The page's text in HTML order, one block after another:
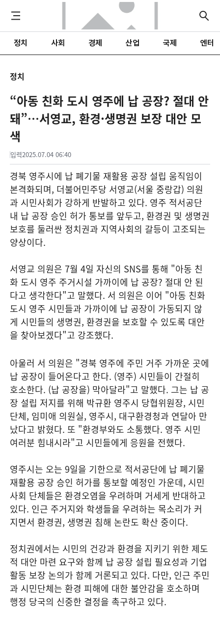
정치 사회 경제 산업 국제 엔터
정치
“아동 친화 도시 영주에 납 공장? 절대 안
돼”…서영교, 환경·생명권 보장 대안 모
색
입력2025.07.04 06:40
경북 영주시에 납 폐기물 재활용 공장 설립 움직임이
본격화되며, 더불어민주당 서영교(서울 중랑갑) 의원
과 시민사회가 강하게 반발하고 있다. 영주 적서공단
내 납 공장 승인 허가 통보를 앞두고, 환경권 및 생명권
보호를 둘러싼 정치권과 지역사회의 갈등이 고조되는
양상이다.
서영교 의원은 7월 4일 자신의 SNS를 통해 "아동 친
화 도시 영주 주거시설 가까이에 납 공장? 절대 안 된
다고 생각한다"고 말했다. 서 의원은 이어 "아동 친화
도시 영주 시민들과 가까이에 납 공장이 가동되지 않
게 시민들의 생명권, 환경권을 보호할 수 있도록 대안
을 찾아보겠다"고 강조했다.
아울러 서 의원은 "경북 영주에 주민 거주 가까운 곳에
납 공장이 들어온다고 한다. (영주) 시민들이 간절히
호소한다. (납 공장을) 막아달라"고 말했다. 그는 납 공
장 설립 저지를 위해 박규환 영주시 당협위원장, 시민
단체, 임미애 의원실, 영주시, 대구환경청과 연달아 만
났다고 밝혔다. 또 "환경부와도 소통했다. 영주 시민
여러분 힘내시라"고 시민들에게 응원을 전했다.
영주시는 오는 9일을 기한으로 적서공단에 납 폐기물
재활용 공장 승인 허가를 통보할 예정인 가운데, 시민
사회 단체들은 환경오염을 우려하며 거세게 반대하고
있다. 인근 주거지와 학생들을 우려하는 목소리가 커
지면서 환경권, 생명권 침해 논란도 확산 중이다.
정치권에서는 시민의 건강과 환경을 지키기 위한 제도
적 대안 마련 요구와 함께 납 공장 설립 필요성과 기업
활동 보장 논의가 함께 거론되고 있다. 다만, 인근 주민
과 시민단체는 환경 피해에 대한 불안감을 호소하며
행정 당국의 신중한 결정을 촉구하고 있다.